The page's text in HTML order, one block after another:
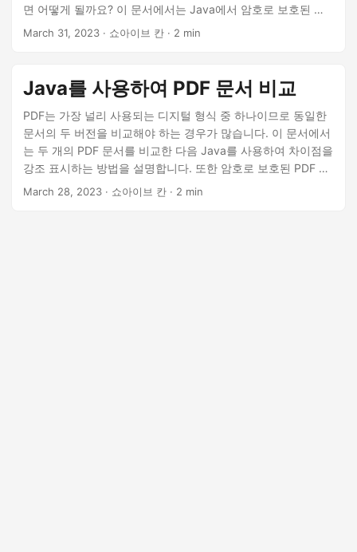
면 어떻게 될까요? 이 문서에서는 Java에서 암호로 보호된 두
PDF 문서를 비교하는 방법을 살펴봅니다.
March 31, 2023 · 쇼아이브 칸 · 2 min
Java를 사용하여 PDF 문서 비교
PDF는 가장 널리 사용되는 디지털 형식 중 하나이므로 동일한
문서의 두 버전을 비교해야 하는 경우가 많습니다. 이 문서에서
는 두 개의 PDF 문서를 비교한 다음 Java를 사용하여 차이점을
강조 표시하는 방법을 설명합니다. 또한 암호로 보호된 PDF 파
일을 비교하는 방법, 변경 사항을 수락하거나 거부하는 방법,
March 28, 2023 · 쇼아이브 칸 · 2 min